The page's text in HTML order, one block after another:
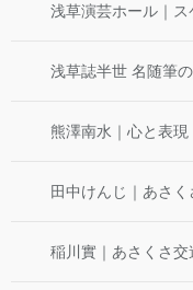
浅草演芸ホール｜ス
浅草誌半世 名随筆
熊澤南水｜心と表現
田中けんじ｜あさく
稲川實｜あさくさ交